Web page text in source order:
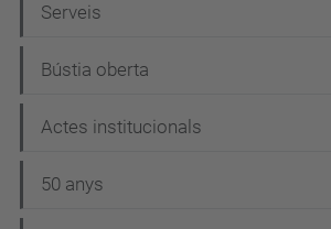
Serveis
Bústia oberta
Actes institucionals
50 anys